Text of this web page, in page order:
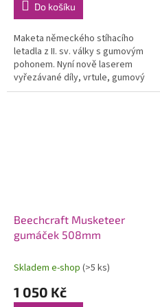
Do košíku
Maketa německého stíhacího
letadla z II. sv. války s gumovým
pohonem. Nyní nově laserem
vyřezávané díly, vrtule, gumový
svazek a potah. materiál.
Beechcraft Musketeer
gumáček 508mm
Skladem e-shop (>5 ks)
1 050 Kč